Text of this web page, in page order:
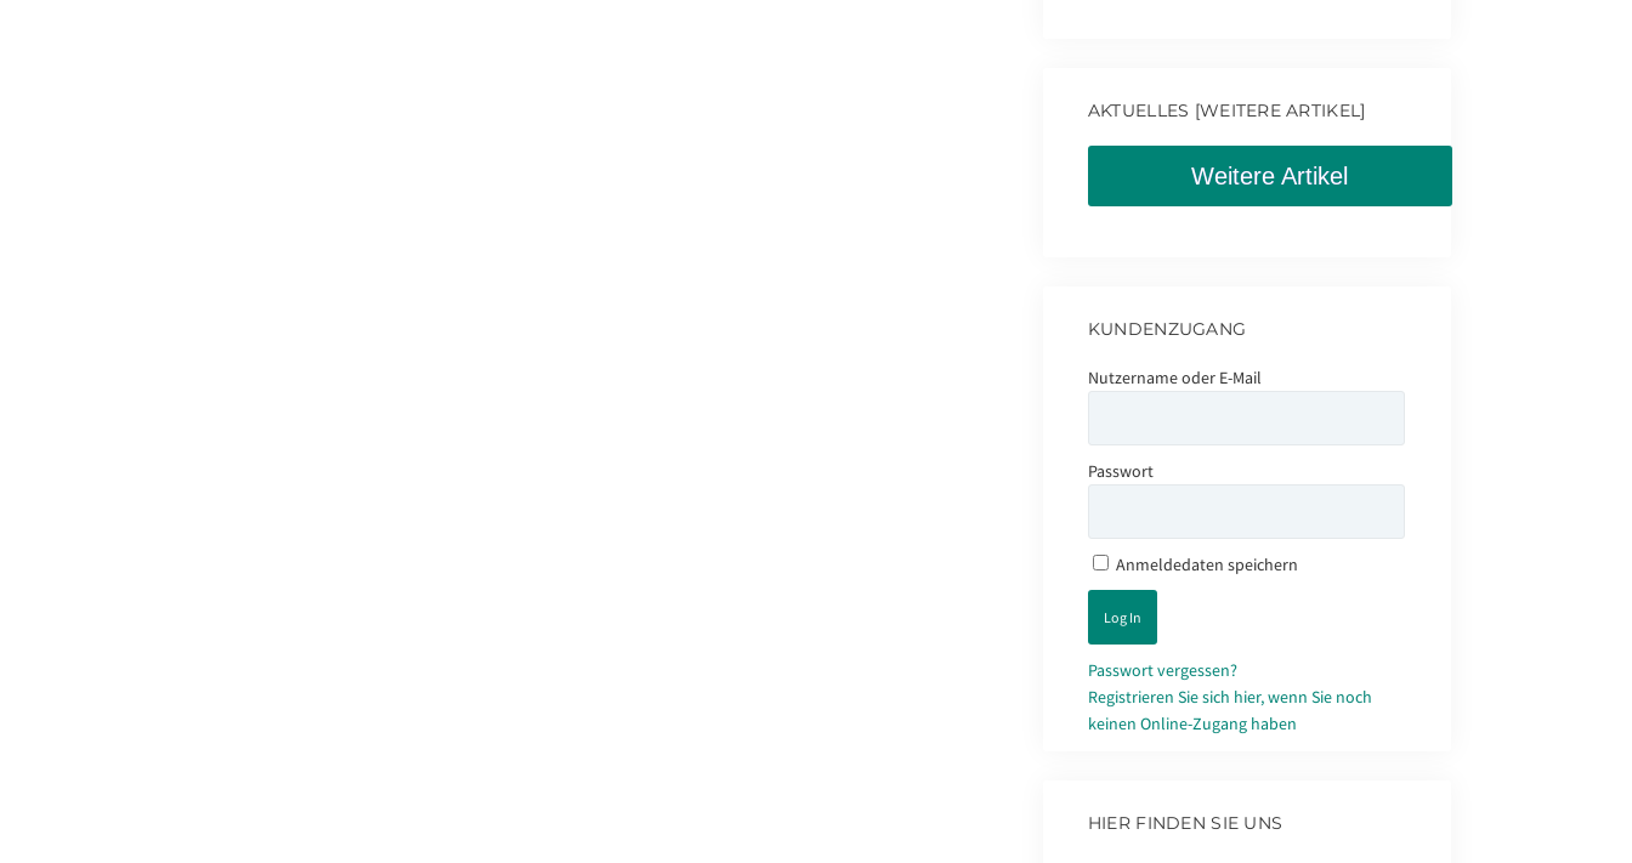
AKTUELLES [WEITERE ARTIKEL]
Weitere Artikel
KUNDENZUGANG
Nutzername oder E-Mail
Passwort
Anmeldedaten speichern
Passwort vergessen?
Registrieren Sie sich hier, wenn Sie noch
keinen Online-Zugang haben
HIER FINDEN SIE UNS